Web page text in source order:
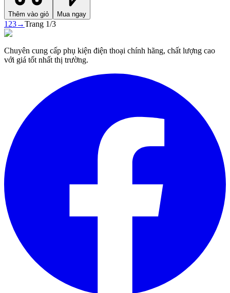
Thêm vào giỏ Mua ngay
1 23→Trang 1/3
Chuyên cung cấp phụ kiện điện thoại chính hãng, chất lượng cao
với giá tốt nhất thị trường.